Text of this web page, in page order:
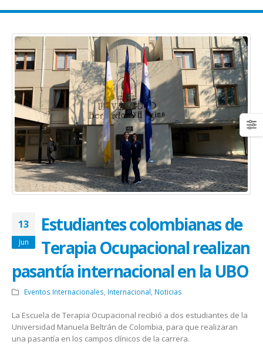
13
Jun
Estudiantes colombianas de
Terapia Ocupacional realizan
pasantía internacional en la UBO
Eventos Internacionales Internacional Noticias
La Escuela de Terapia Ocupacional recibió a dos estudiantes de la
Universidad Manuela Beltrán de Colombia, para que realizaran
una pasantía en los campos clínicos de la carrera.